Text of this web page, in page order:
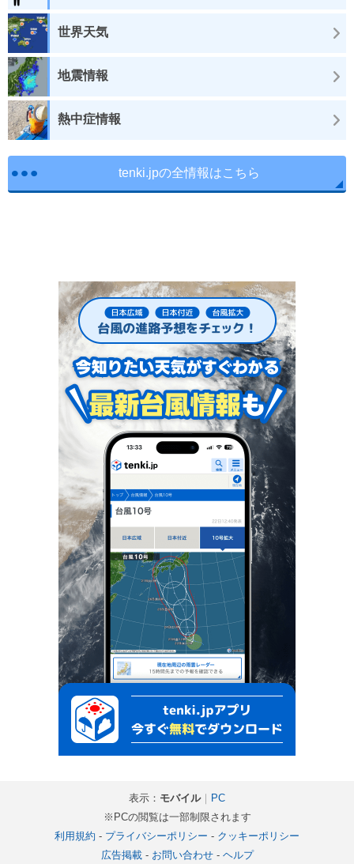
世界天気
地震情報
熱中症情報
tenki.jpの全情報はこちら
表示： モバイル｜ PC
※PCの閲覧は一部制限されます
利用規約 - プライバシーポリシー - クッキーポリシー
広告掲載- お問い合わせ- ヘルプ